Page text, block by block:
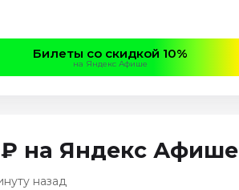
Билеты со скидкой 10%
на Яндекс Афише
₽ на Яндекс Афише
назад